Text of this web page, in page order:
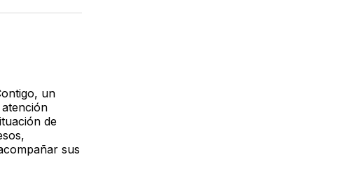
Facebook
LinkedIn
Email
un
de
sus